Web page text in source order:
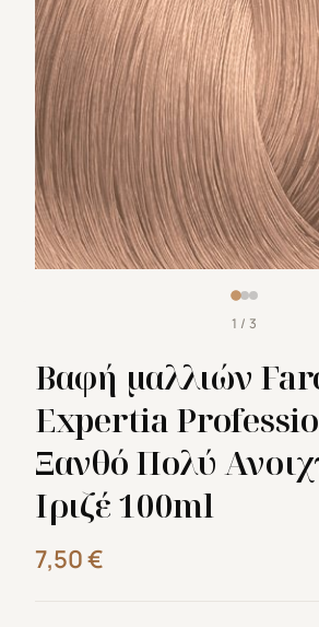
1 / 3
Βαφή μαλλιών
Expertia
Ξανθό Πολύ
Ιριζέ 100ml
7,50€